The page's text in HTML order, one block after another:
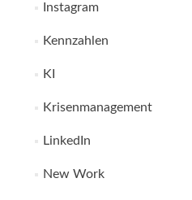
Instagram
Kennzahlen
KI
Krisenmanagement
LinkedIn
New Work